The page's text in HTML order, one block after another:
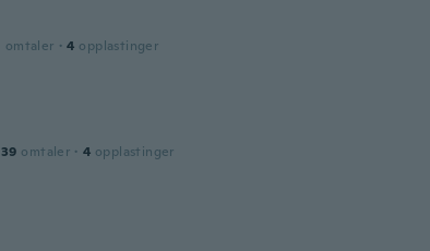
omtaler · 4 opplastinger
39 omtaler · 4 opplastinger